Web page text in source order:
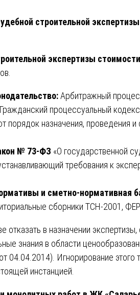
строительной
экспертизы стоимости
Арбитражный
процессуальный
назначения, проведения и
№ 73-ФЗ «О государственной
требования к
и сметно-нормативная
сборники ТСН-2001,
в назначении экспертизы,
знания в области
Игнорирование этого
инстанцией.